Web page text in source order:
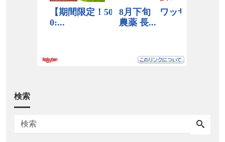
検索